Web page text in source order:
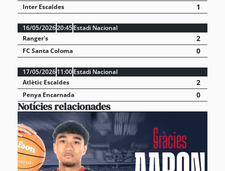
Inter Escaldes 1
16/05/202620:45Estadi Nacional
Ranger's
2
FC Santa Coloma 0
17/05/202611:00Estadi Nacional
Atlètic Escaldes
2
Penya Encarnada 0
Notícies relacionades